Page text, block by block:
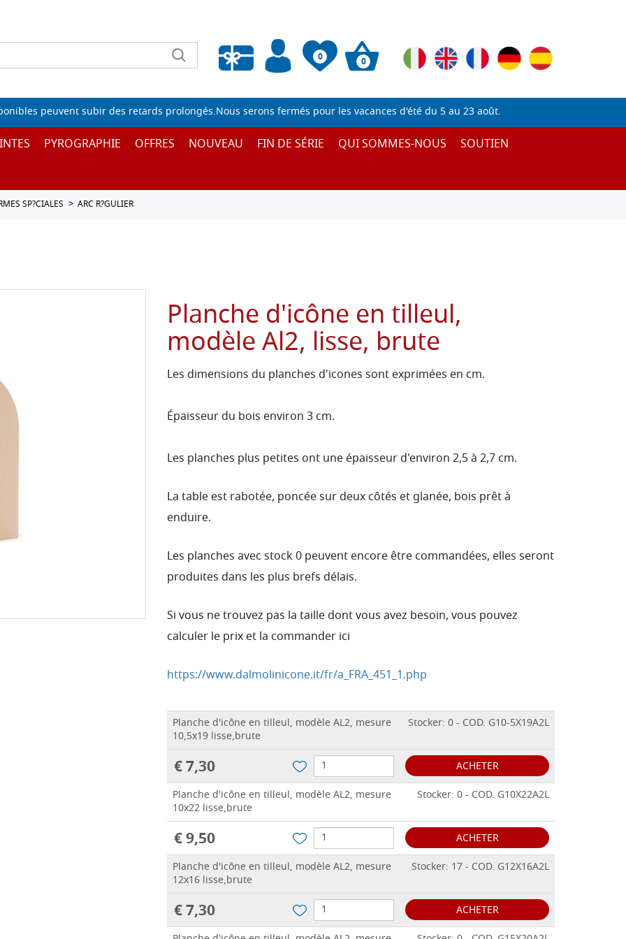
0
Liste de souhaits vide
0
peuvent subir des retards prolongés.Nous serons fermés pour les vacances d'été du 5 au 23 août.
PYROGRAPHIE OFFRES NOUVEAU FIN DE SÉRIE QUI SOMMES-NOUS SOUTIEN
SP?CIALES ARC R?GULIER
Planche d'icône en tilleul,
modèle Al2, lisse, brute
Les dimensions du planches d'icones sont exprimées en cm.
Épaisseur du bois environ 3 cm.
Les planches plus petites ont une épaisseur d'environ 2,5 à 2,7 cm.
La table est rabotée, poncée sur deux côtés et glanée, bois prêt à
enduire.
Les planches avec stock 0 peuvent encore être commandées, elles seront
produites dans les plus brefs délais.
Si vous ne trouvez pas la taille dont vous avez besoin, vous pouvez
calculer le prix et la commander ici
https://www.dalmolinicone.it/fr/a_FRA_451_1.php
Planche d'icône en tilleul, modèle AL2, mesure
10,5x19 lisse,brute
Stocker: 0 - COD. G10-5X19A2L
€ 7,30
ACHETER
Planche d'icône en tilleul, modèle AL2, mesure
10x22 lisse,brute
Stocker: 0 - COD. G10X22A2L
€ 9,50
ACHETER
Planche d'icône en tilleul, modèle AL2, mesure
12x16 lisse,brute
Stocker: 17 - COD. G12X16A2L
€ 7,30
ACHETER